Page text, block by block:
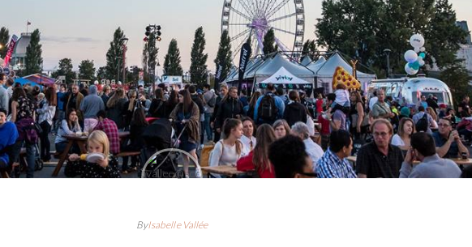
ByIsabelle Vallée